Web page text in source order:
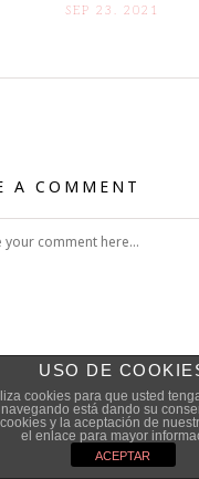
SEP 23. 2021
A COMMENT
USO DE
cookies para que usted
está dando su
y la aceptación de
el enlace para mayor
ACEPTAR